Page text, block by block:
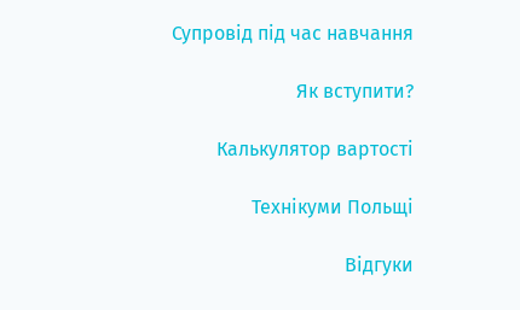
Супровід під час навчання
Як вступити?
Калькулятор вартості
Технікуми Польщі
Відгуки